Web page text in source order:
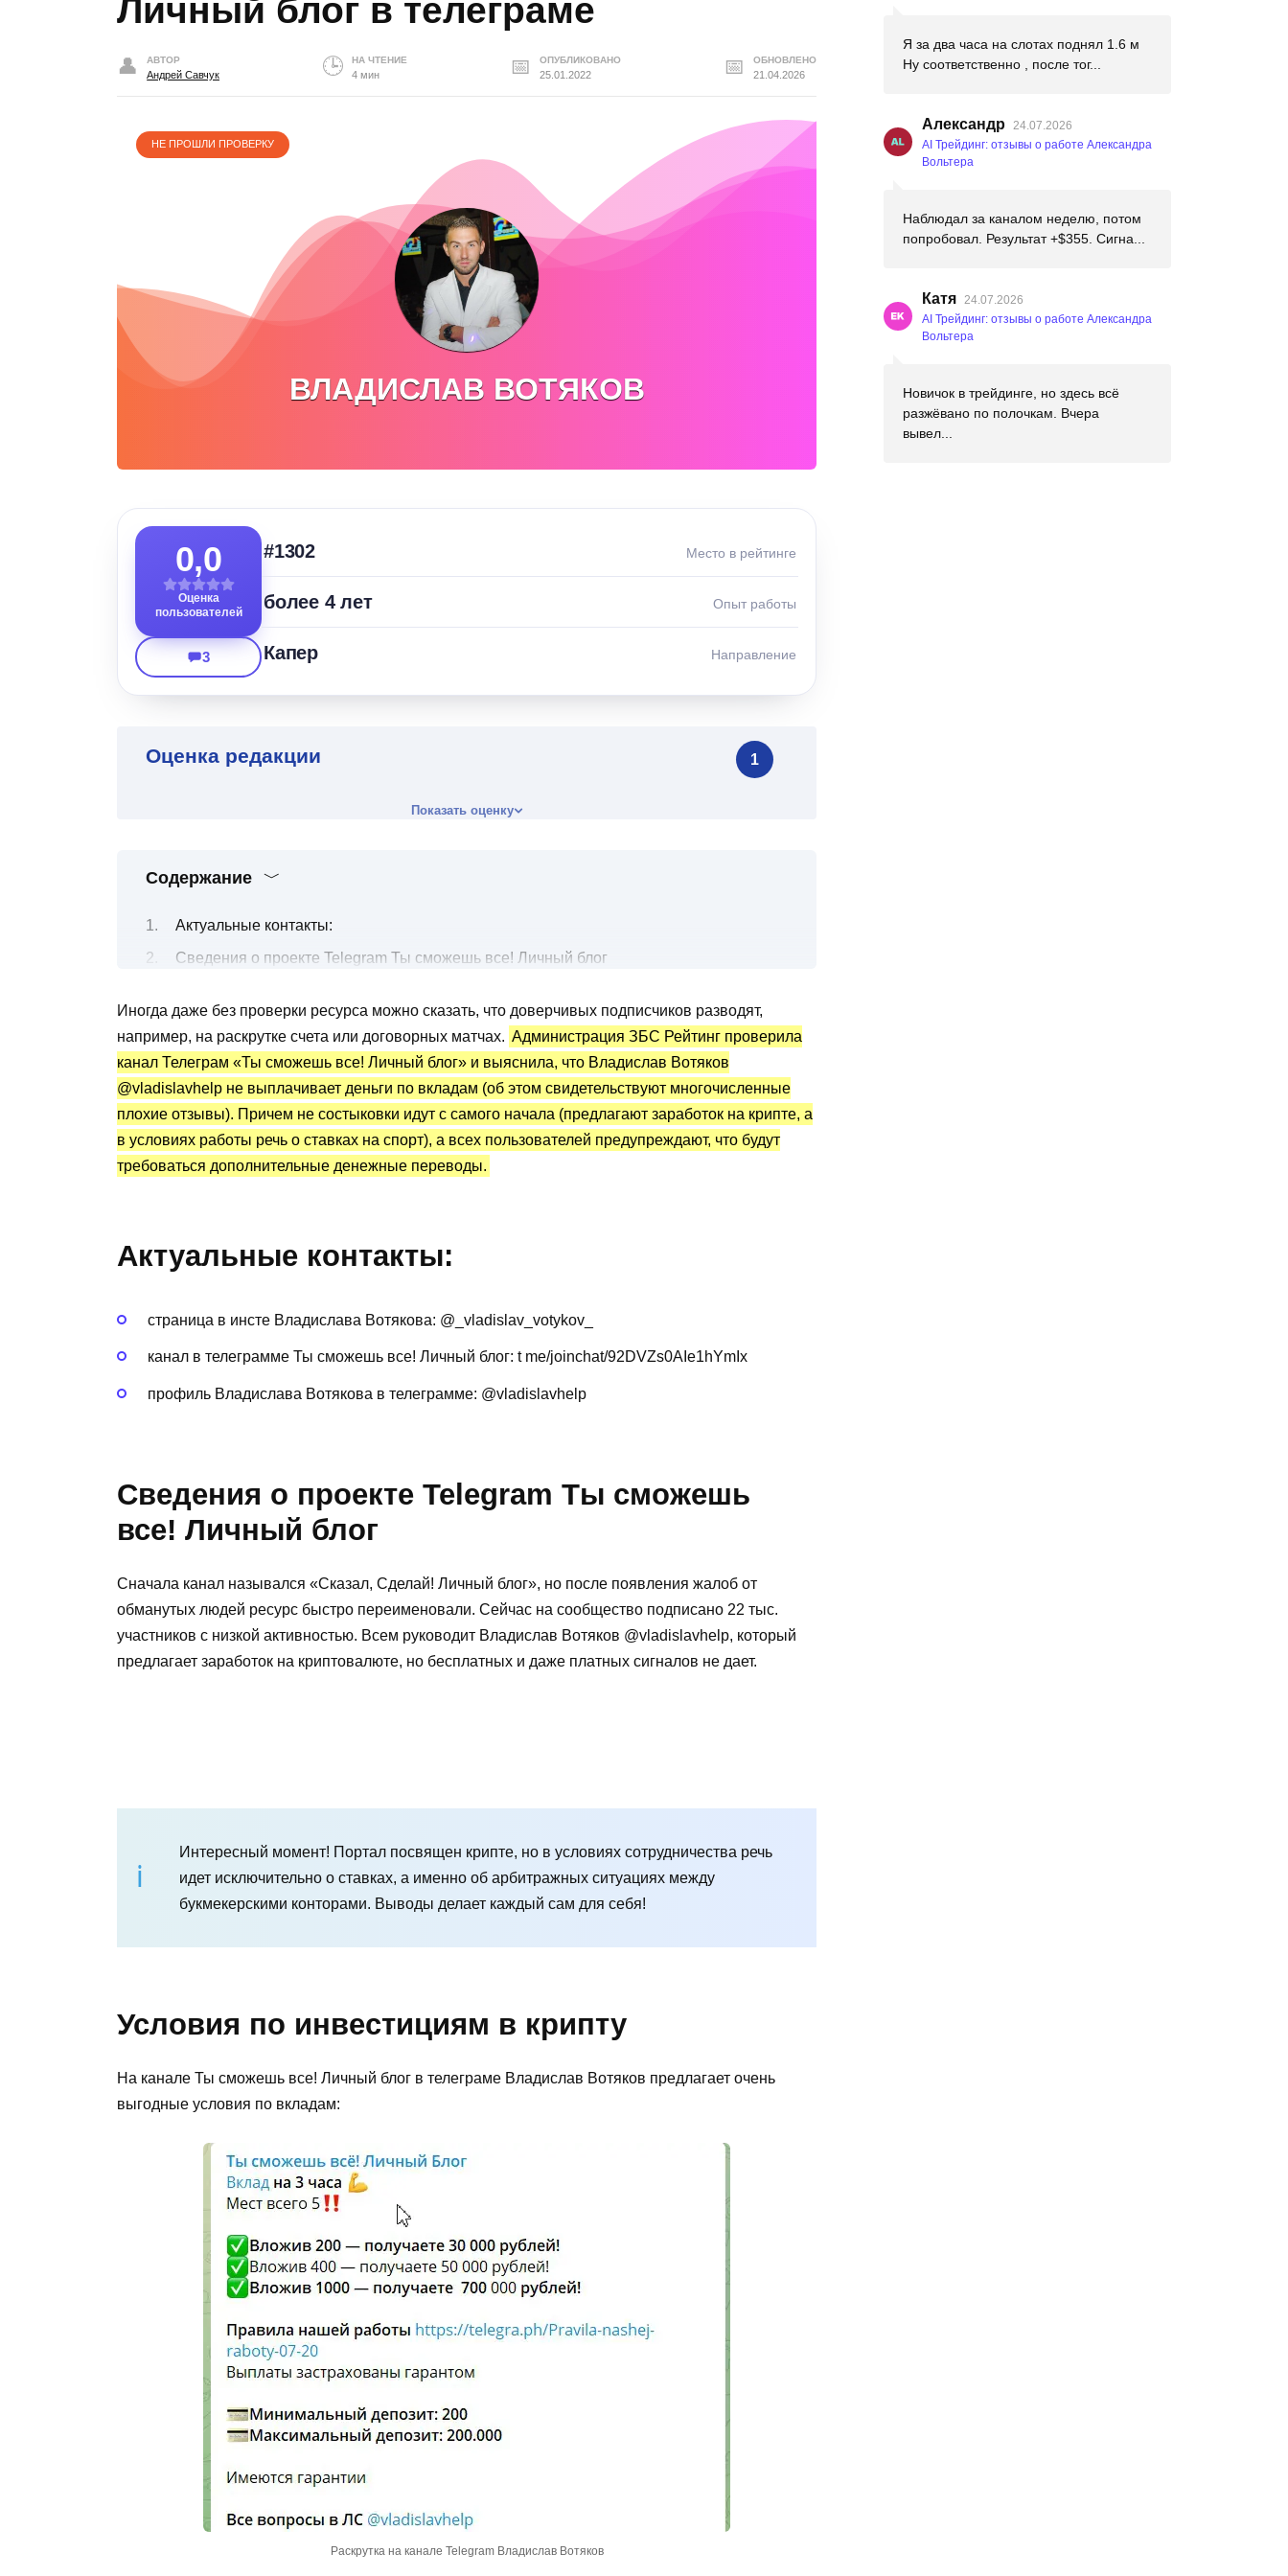
Личный блог в телеграме
АВТОР
Андрей Савчук
НА ЧТЕНИЕ
4 мин
ОПУБЛИКОВАНО
25.01.2022
ОБНОВЛЕНО
21.04.2026
ВЛАДИСЛАВ ВОТЯКОВ
НЕ ПРОШЛИ ПРОВЕРКУ
0,0
Оценка
пользователей
3
#1302 Место в рейтинге
более 4 лет Опыт работы
Капер Направление
Оценка редакции 1
Показать оценку
Содержание
Актуальные контакты:
Сведения о проекте Telegram Ты сможешь все! Личный блог
Правила работы
Канал Telegram Владислав Вотяков: статистика и отзывы о выплатах
Преимущества и недостатки
Иногда даже без проверки ресурса можно сказать, что доверчивых подписчиков разводят,
например, на раскрутке счета или договорных матчах. Администрация ЗБС Рейтинг проверила
канал Телеграм «Ты сможешь все! Личный блог» и выяснила, что Владислав Вотяков
@vladislavhelp не выплачивает деньги по вкладам (об этом свидетельствуют многочисленные
плохие отзывы). Причем не состыковки идут с самого начала (предлагают заработок на крипте, а
в условиях работы речь о ставках на спорт), а всех пользователей предупреждают, что будут
требоваться дополнительные денежные переводы.
Актуальные контакты:
страница в инсте Владислава Вотякова: @_vladislav_votykov_
канал в телеграмме Ты сможешь все! Личный блог: t me/joinchat/92DVZs0AIe1hYmIx
профиль Владислава Вотякова в телеграмме: @vladislavhelp
Сведения о проекте Telegram Ты сможешь
все! Личный блог
Сначала канал назывался «Сказал, Сделай! Личный блог», но после появления жалоб от
обманутых людей ресурс быстро переименовали. Сейчас на сообщество подписано 22 тыс.
участников с низкой активностью. Всем руководит Владислав Вотяков @vladislavhelp, который
предлагает заработок на криптовалюте, но бесплатных и даже платных сигналов не дает.
Интересный момент! Портал посвящен крипте, но в условиях сотрудничества речь
идет исключительно о ставках, а именно об арбитражных ситуациях между
букмекерскими конторами. Выводы делает каждый сам для себя!
Условия по инвестициям в крипту
На канале Ты сможешь все! Личный блог в телеграме Владислав Вотяков предлагает очень
выгодные условия по вкладам:
Раскрутка на канале Telegram Владислав Вотяков
Я за два часа на слотах поднял 1.6 м
Ну соответственно , после тог...
Александр
24.07.2026
AI Трейдинг: отзывы о работе Александра
Вольтера
Наблюдал за каналом неделю, потом
попробовал. Результат +$355. Сигна...
Катя 24.07.2026
AI Трейдинг: отзывы о работе Александра
Вольтера
Новичок в трейдинге, но здесь всё
разжёвано по полочкам. Вчера
вывел...